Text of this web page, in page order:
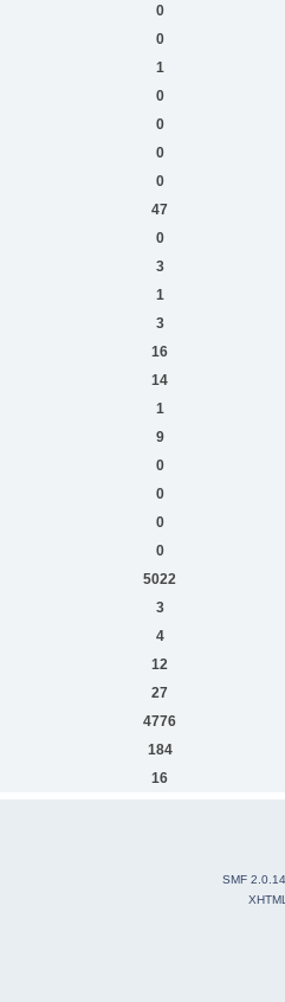
0
0
1
0
0
0
0
47
0
3
1
3
16
14
1
9
0
0
0
0
5022
3
4
12
27
4776
184
16
SMF 2.0.14